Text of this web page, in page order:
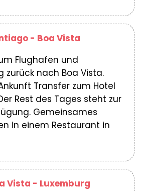
- Boa Vista
Flughafen und
zurück nach Boa Vista.
Transfer zum Hotel
Rest des Tages steht zur
Gemeinsames
in einem Restaurant in
Vista - Luxemburg